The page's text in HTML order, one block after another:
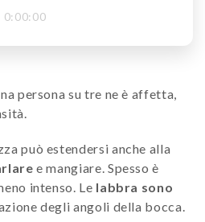
0:00:00
persona su tre ne è affetta,
può estendersi anche alla
e mangiare. Spesso è
intenso. Le labbra sono
degli angoli della bocca.